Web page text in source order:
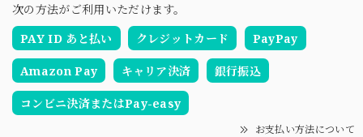
次の方法がご利用いただけます。
PAY ID あと払い
クレジットカード PayPay
Amazon Pay キャリア決済 銀行振込
コンビニ決済またはPay-easy
お支払い方法について